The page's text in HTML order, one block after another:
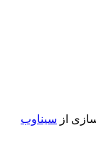
از سیناوب